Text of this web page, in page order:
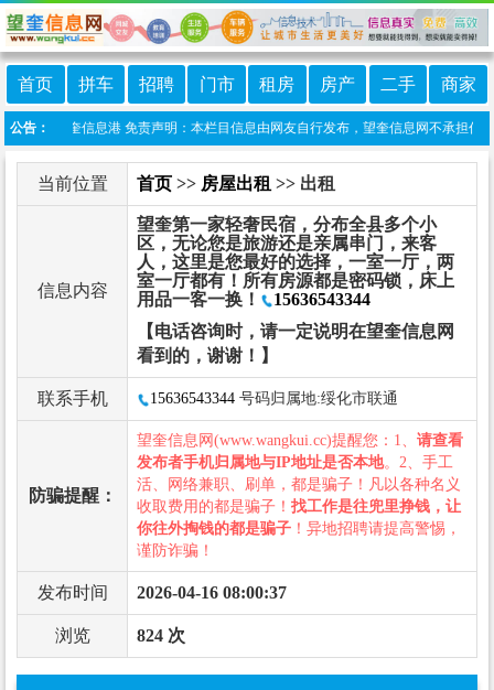
首页 拼车 招聘 门市 租房 房产 二手 商家
公告：
程序:望奎信息港 免责声明：本栏目信息由网友自行发布，望奎信息网不承担任
当前位置 首页 >> 房屋出租 >> 出租
信息内容
望奎第一家轻奢民宿，分布全县多个小
区，无论您是旅游还是亲属串门，来客
人，这里是您最好的选择，一室一厅，两
室一厅都有！所有房源都是密码锁，床上
用品一客一换！
15636543344
【电话咨询时，请一定说明在望奎信息网
看到的，谢谢！】
联系手机 15636543344 号码归属地:绥化市联通
防骗提醒：
望奎信息网(www.wangkui.cc)提醒您：1、 请查看
发布者手机归属地与IP地址是否本地。2、手工
活、网络兼职、刷单，都是骗子！凡以各种名义
收取费用的都是骗子！ 找工作是往兜里挣钱，让
你往外掏钱的都是骗子 ！异地招聘请提高警惕，
谨防诈骗！
发布时间 2026-04-16 08:00:37
浏览 824 次